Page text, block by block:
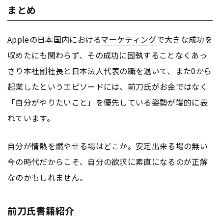
まとめ
Appleの日本国内におけるマーケティングで大きな成功を
収めたにも関わらず、その成功に固執することなくあっ
さり本社副社長と日本法人代表の職を退いて、また0から
起業したというエピソードには、前刀氏がお金ではなく
「自分がやりたいこと」を優先している姿勢が端的に表
れています。
自分が情熱を燃やせる場はどこか。安定出来る場の無い
今の時代だからこそ、自分の欲求に素直になるのが正解
なのかもしれません。
前刀氏書籍紹介